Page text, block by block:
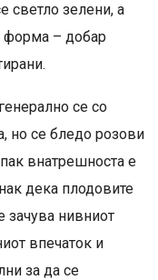
светло зелени, а
форма – добар
се со
но се бледо розови
внатрешноста е
дека плодовите
зачува нивниот
впечаток и
за да се